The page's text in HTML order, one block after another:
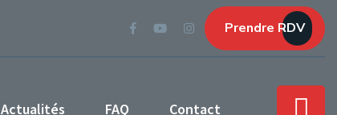
Prendre RDV
Actualités FAQ Contact